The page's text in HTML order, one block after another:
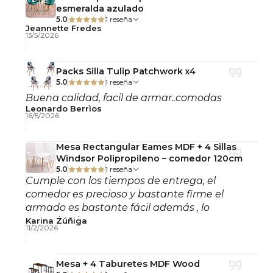
Comedores
Cafeterías
Hoteles
Salas de espera
Espacios comerciales
Airbnb y proyectos inmobiliarios
✔ Diseño patchwork moderno y decorativo
✔ Patas de madera haya alemana resistentes
✔ Asiento cómodo para uso diario
✔ Ideal para hogares y espacios comerciales
✔ Diseño ergonómico funcional
✔ Fácil combinación con distintos estilos
✔ Materiales resistentes al uso frecuente
esmeralda azulado
5.0 1 reseña
Jeannette Fredes
13/5/2026
Packs Silla Tulip Patchwork x4
5.0 1 reseña
Buena calidad, facil de armar..comodas
Leonardo Berrìos
16/5/2026
Mesa Rectangular Eames MDF + 4 Sillas
Windsor Polipropileno – comedor 120cm
5.0 1 reseña
Cumple con los tiempos de entrega, el
comedor es precioso y bastante firme el
armado es bastante fácil además , lo
recomiendo!
Karina Zúñiga
11/2/2026
Mesa + 4 Taburetes MDF Wood